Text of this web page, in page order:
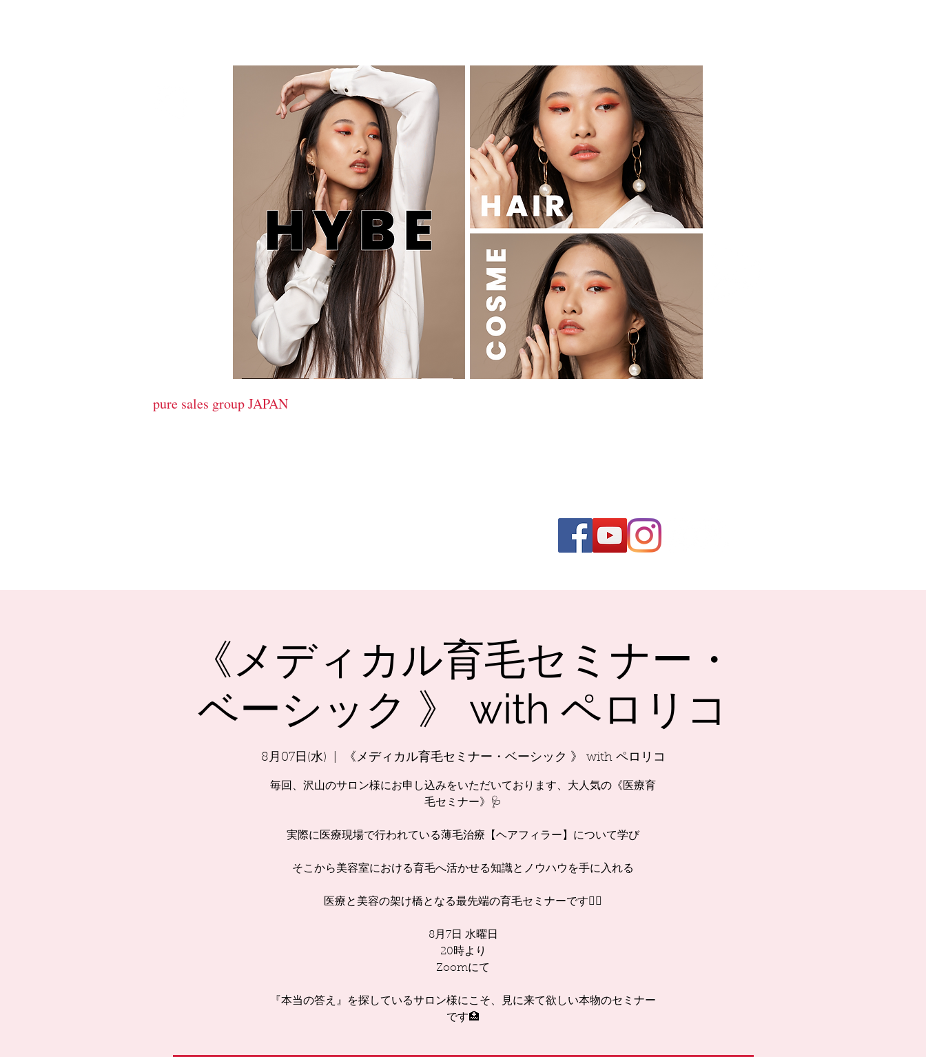
HYBE
cosmetics
pure sales group JAPAN
《メディカル育毛セミナー・
ベーシック 》 with ペロリコ
8月07日(水) 《メディカル育毛セミナー・ベーシック 》 with ペロリコ
毎回、沢山のサロン様にお申し込みをいただいております、大人気の《医療育
毛セミナー》🩺
実際に医療現場で行われている薄毛治療【ヘアフィラー】について学び
そこから美容室における育毛へ活かせる知識とノウハウを手に入れる
医療と美容の架け橋となる最先端の育毛セミナーです🙆‍♀️
8月7日 水曜日
20時より
Zoomにて
『本当の答え』を探しているサロン様にこそ、見に来て欲しい本物のセミナー
です🏥